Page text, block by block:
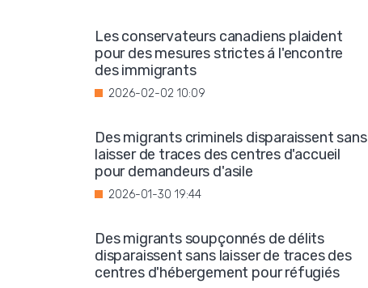
Les conservateurs canadiens plaident
pour des mesures strictes á l'encontre
des immigrants
2026-02-02 10:09
Des migrants criminels disparaissent sans
laisser de traces des centres d'accueil
pour demandeurs d'asile
2026-01-30 19:44
Des migrants soupçonnés de délits
disparaissent sans laisser de traces des
centres d'hébergement pour réfugiés